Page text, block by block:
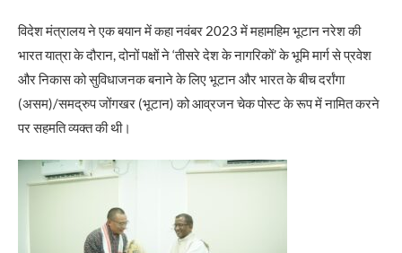
विदेश मंत्रालय ने एक बयान में कहा नवंबर 2023 में महामहिम भूटान नरेश की
भारत यात्रा के दौरान, दोनों पक्षों ने ‘तीसरे देश के नागरिकों’ के भूमि मार्ग से प्रवेश
और निकास को सुविधाजनक बनाने के लिए भूटान और भारत के बीच दर्रांगा
(असम)/समद्रुप जोंगखर (भूटान) को आव्रजन चेक पोस्ट के रूप में नामित करने
पर सहमति व्यक्त की थी।